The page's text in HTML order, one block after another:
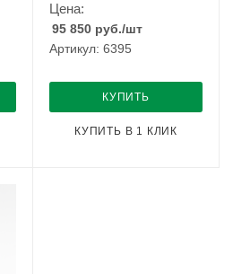
Цена:
95 850 руб./шт
Артикул: 6395
КУПИТЬ
КУПИТЬ В 1 КЛИК